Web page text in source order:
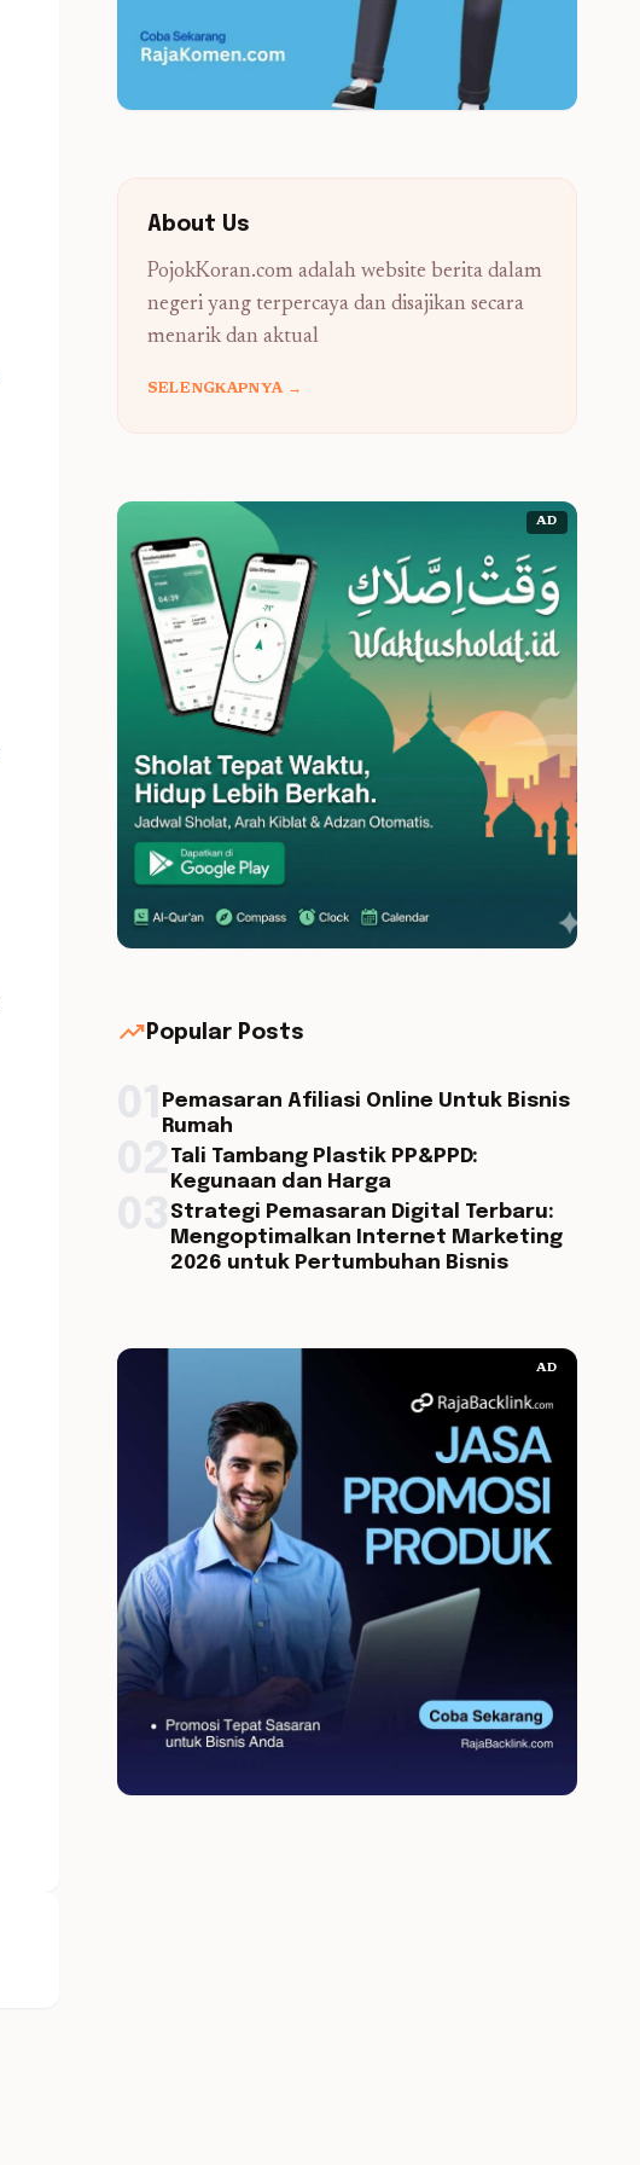
About Us
PojokKoran.com adalah website berita dalam
negeri yang terpercaya dan disajikan secara
menarik dan aktual
SELENGKAPNYA →
AD
trending_up Popular Posts
Pemasaran Afiliasi Online Untuk Bisnis
Rumah
Tali Tambang Plastik PP&PPD:
Kegunaan dan Harga
Strategi Pemasaran Digital Terbaru:
Mengoptimalkan Internet Marketing
2026 untuk Pertumbuhan Bisnis
AD